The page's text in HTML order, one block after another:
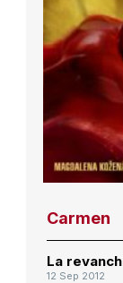
Carmen
La
12 Sep 2012